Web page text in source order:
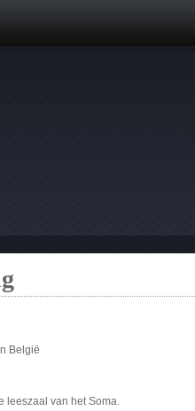
België
leeszaal van het Soma.